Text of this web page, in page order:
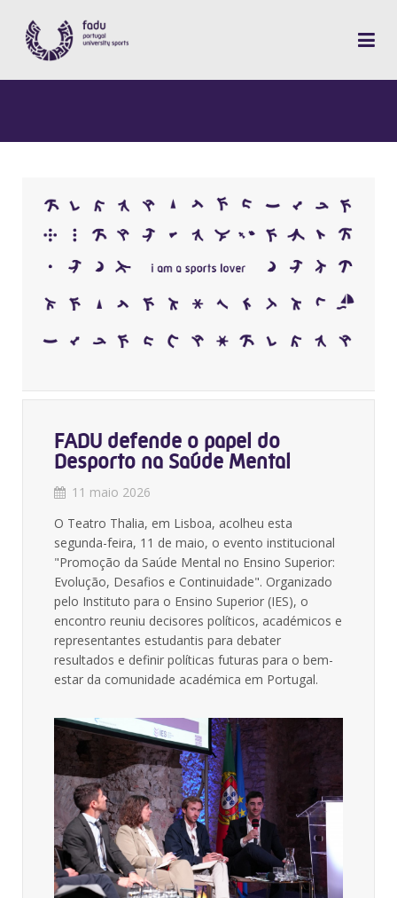
FADU defende o papel do
Desporto na Saúde Mental
11 maio 2026
O Teatro Thalia, em Lisboa, acolheu esta
segunda-feira, 11 de maio, o evento institucional
"Promoção da Saúde Mental no Ensino Superior:
Evolução, Desafios e Continuidade". Organizado
pelo Instituto para o Ensino Superior (IES), o
encontro reuniu decisores políticos, académicos e
representantes estudantis para debater
resultados e definir políticas futuras para o bem-
estar da comunidade académica em Portugal.